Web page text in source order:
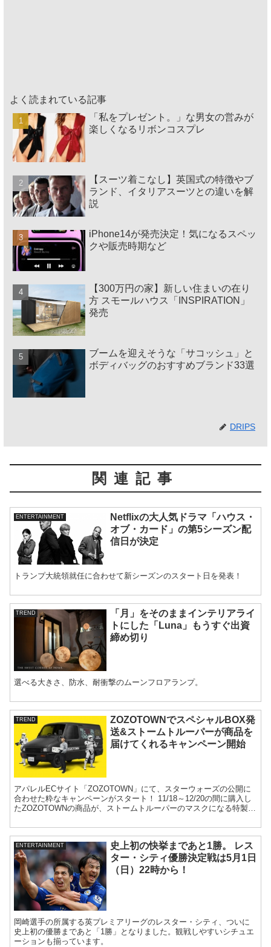
よく読まれている記事
「私をプレゼント。」な男女の営みが
楽しくなるリボンコスプレ
【スーツ着こなし】英国式の特徴やブ
ランド、イタリアスーツとの違いを解
説
iPhone14が発売決定！気になるスペッ
クや販売時期など
【300万円の家】新しい住まいの在り
方 スモールハウス「INSPIRATION」
発売
ブームを迎えそうな「サコッシュ」と
ボディバッグのおすすめブランド33選
DRIPS
関連記事
ENTERTAINMENT
Netflixの大人気ドラマ「ハウス・
オブ・カード」の第5シーズン配
信日が決定
トランプ大統領就任に合わせて新シーズンのスタート日を発表！
TREND
「月」をそのままインテリアライ
トにした「Luna」もうすぐ出資
締め切り
選べる大きさ、防水、耐衝撃のムーンフロアランプ。
TREND
ZOZOTOWNでスペシャルBOX発
送&ストームトルーパーが商品を
届けてくれるキャンペーン開始
アパレルECサイト「ZOZOTOWN」にて、スターウォーズの公開に
合わせた粋なキャンペーンがスタート！ 11/18～12/20の間に購入し
たZOZOTOWNの商品が、ストームトルーパーのマスクになる特製ボ
ENTERTAINMENT
史上初の快挙まであと1勝。 レス
ター・シティ優勝決定戦は5月1日
（日）22時から！
岡崎選手の所属する英プレミアリーグのレスター・シティ、ついに
史上初の優勝まであと「1勝」となりました。観戦しやすいシチュエ
ーションも揃っています。